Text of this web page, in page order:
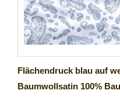
Flächendruck blau auf
Baumwollsatin 100%